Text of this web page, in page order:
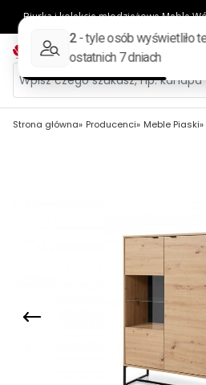
Strona główna Producenci Meble Piaski